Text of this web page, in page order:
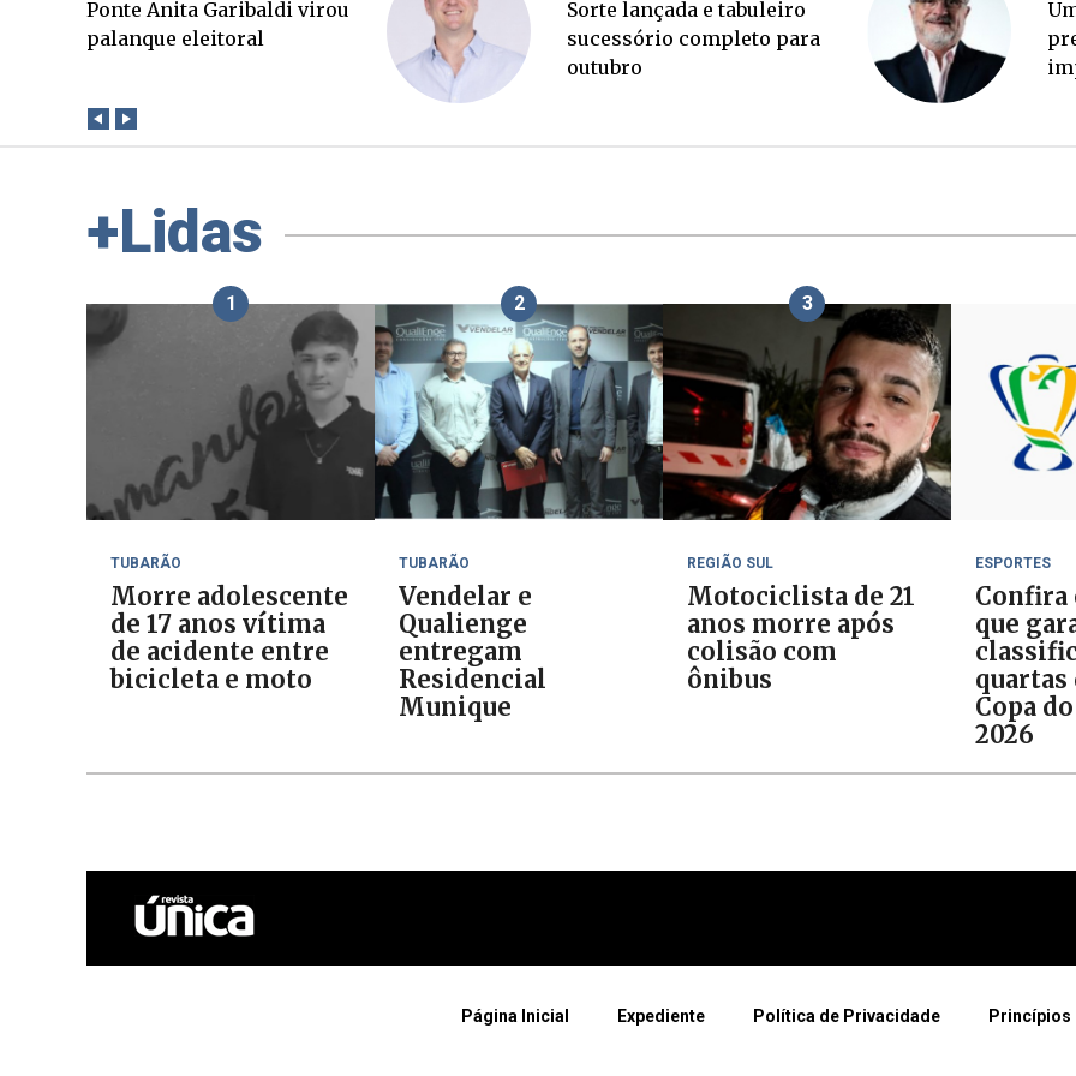
O Boato corre mais rápido
que a verdade. Mas quem
Ponte Anita Garibaldi virou
palanque eleitoral
+Lidas
1
TUBARÃO
Morre adolescente
de 17 anos vítima
de acidente entre
bicicleta e moto
2
TUBARÃO
Vendelar e
Qualienge
entregam
Residencial
Munique
3
REGIÃO SUL
Motociclista de 21
anos morre após
colisão com
ônibus
ESPORTES
Confira
que
quartas
Copa
2026
Página Inicial Expediente Política de Privacidade Princípios